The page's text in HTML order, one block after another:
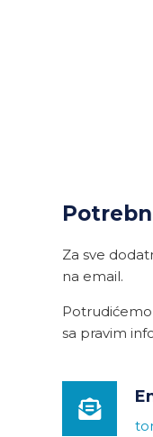
Za sve
na email.
sa pravim